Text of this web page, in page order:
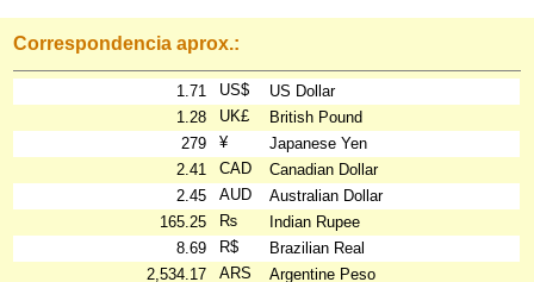
Correspondencia aprox.:
1.71 US$
US Dollar
1.28
UK£
British Pound
279
¥
Japanese Yen
2.41
CAD
Canadian Dollar
2.45
AUD
Australian Dollar
165.25
₨
Indian Rupee
8.69
R$
Brazilian Real
2,534.17
ARS
Argentine Peso